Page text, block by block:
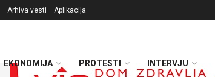
Arhiva vesti Aplikacija
EKONOMIJA PROTESTI INTERVJU